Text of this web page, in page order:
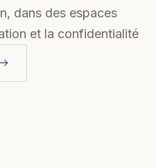
dans des espaces
et la confidentialité